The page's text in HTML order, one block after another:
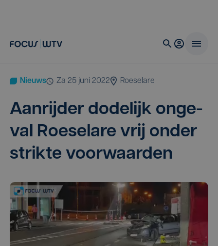
Nieuws za 25 juni 2022 Roeselare
Aan­rij­der dode­lijk onge­
val Roe­se­la­re vrij onder
strik­te voorwaarden